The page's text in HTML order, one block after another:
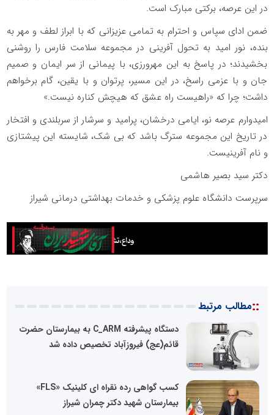
در این عرصه، برکتی مبارک است.
ضمن ادای سپاس و احترام به تمامی عزیزانی که با ابراز لطف و مهر به
بنده، نور امید به تحول آفرینی در مجموعه سلامت فارس را روشنی
بخشیدند؛ در پاسخ به این مهرورزی، با پیمانی از سر ایمان و صمیم
جان و با عزمی راسخ، در این مسیر، پرتوان و با یقین، گام برخواهم
داشت؛ چرا که «راهیست راه عشق که هیچش کناره نیست.»
امیدوارم عرصه نو، ایامی درخشان، پرامید و سرشار از سربلندی و افتخار
در تاریخ این مجموعه سترگ باشد که بی شک، شایسته این پیشتازی
و نام آفرینیست.
دکتر سید بصیر هاشمی
سرپرست دانشگاه علوم پزشکی و خدمات بهداشتی درمانی شیراز
::مطالب مرتبط
دستگاه پیشرفته C_ARM به بیمارستان حضرت
قائم(عج) فیروزآباد تخصیص داده شد
کسب گواهی رده نقراه ای کلینیک «FLS»
بیمارستان شهید دکتر چمران شیراز